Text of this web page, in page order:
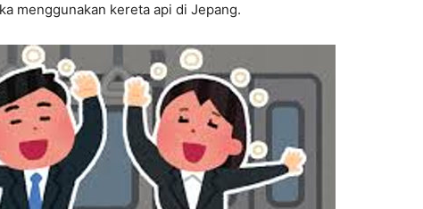
menggunakan kereta api di Jepang.